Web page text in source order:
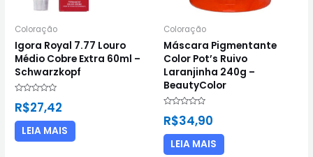
Coloração
Igora Royal 7.77 Louro
Médio Cobre Extra 60ml –
Schwarzkopf
0
5
R$27,42
LEIA MAIS
Coloração
Máscara Pigmentante
Color Pot’s Ruivo
Laranjinha 240g –
BeautyColor
0
5
R$34,90
LEIA MAIS